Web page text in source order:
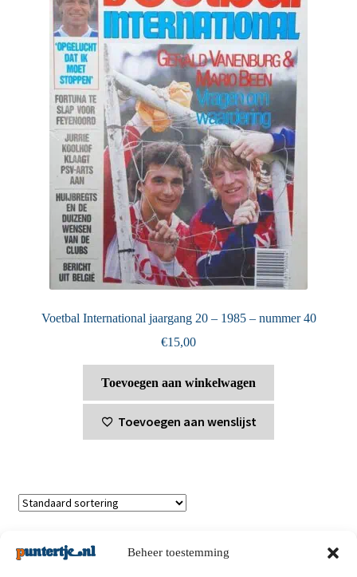
Beheer toestemming
Voetbal International jaargang 20 – 1985 – nummer 40
€15,00
Toevoegen aan winkelwagen
Toevoegen aan wenslijst